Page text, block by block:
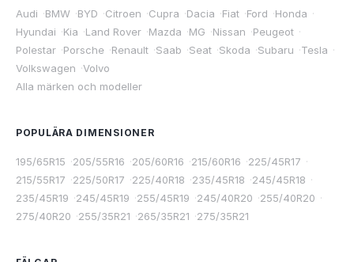
Audi ·BMW ·BYD ·Citroen ·Cupra ·Dacia ·Fiat ·Ford ·Honda ·
Hyundai ·Kia ·Land Rover ·Mazda ·MG ·Nissan ·Peugeot ·
Polestar ·Porsche ·Renault ·Saab ·Seat ·Skoda ·Subaru ·Tesla ·
Volkswagen ·Volvo
Alla märken och modeller
POPULÄRA DIMENSIONER
195/65R15 ·205/55R16 ·205/60R16 ·215/60R16 ·225/45R17 ·
215/55R17 ·225/50R17 ·225/40R18 ·235/45R18 ·245/45R18 ·
235/45R19 ·245/45R19 ·255/45R19 ·245/40R20 ·255/40R20 ·
275/40R20 ·255/35R21 ·265/35R21 ·275/35R21